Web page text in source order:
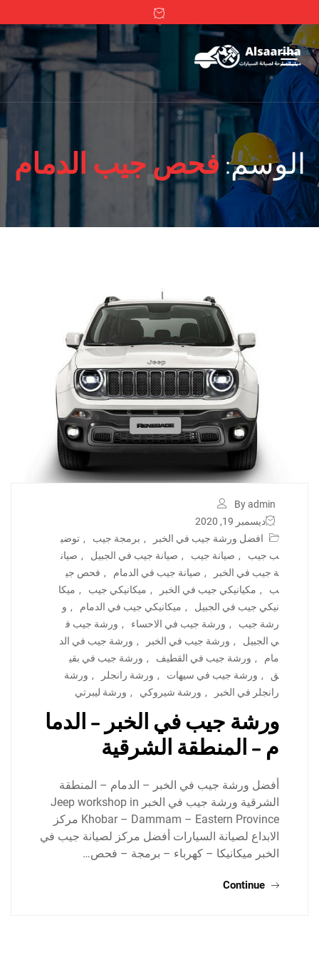
الوسم: فحص جيب الدمام
By admin
ديسمبر 19, 2020
افضل ورشة جيب في الخبر
, برمجة جيب , توضي
ب جيب
, صيانة جيب , صيانة جيب في الجبيل , صيان
ة جيب في الخبر
, صيانة جيب في الدمام , فحص جي
ب
, مكيانيكي جيب في الخبر , ميكانيكي جيب , ميكا
نيكي جيب في الجبيل
, ميكانيكي جيب في الدمام , و
رشة جيب
, ورشة جيب في الاحساء , ورشة جيب ف
ي الجبيل
, ورشة جيب في الخبر , ورشة جيب في الد
مام
, ورشة جيب في القطيف , ورشة جيب في بقي
ق
, ورشة جيب في سيهات , ورشة رانجلر , ورشة
رانجلر في الخبر
, ورشة شيروكي , ورشة ليبرتي
ورشة جيب في الخبر – الدما
م – المنطقة الشرقية
أفضل ورشة جيب في الخبر – الدمام – المنطقة
الشرقية ورشة جيب في الخبر Jeep workshop in
Khobar – Dammam – Eastern Province مركز
الابداع لصيانة السيارات أفضل مركز لصيانة جيب في
الخبر ميكانيكا – كهرباء – برمجة – فحص…
Continue